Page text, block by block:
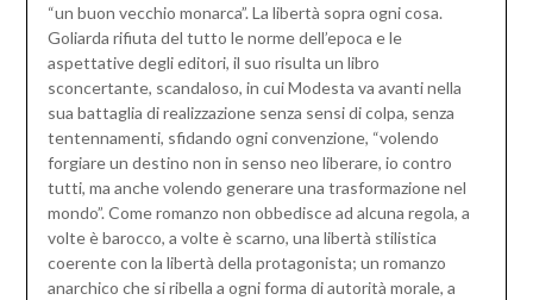
“un buon vecchio monarca”. La libertà sopra ogni cosa.
Goliarda rifiuta del tutto le norme dell’epoca e le
aspettative degli editori, il suo risulta un libro
sconcertante, scandaloso, in cui Modesta va avanti nella
sua battaglia di realizzazione senza sensi di colpa, senza
tentennamenti, sfidando ogni convenzione, “volendo
forgiare un destino non in senso neo liberare, io contro
tutti, ma anche volendo generare una trasformazione nel
mondo”. Come romanzo non obbedisce ad alcuna regola, a
volte è barocco, a volte è scarno, una libertà stilistica
coerente con la libertà della protagonista; un romanzo
anarchico che si ribella a ogni forma di autorità morale, a